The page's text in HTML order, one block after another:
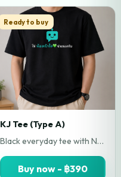
Ready to buy
KJ Tee (Type A)
Black everyday tee with Nong KaoJai robot print. Small Thai tagline sits under the mascot. Easy fit for workdays, events, and casual wear.
Buy now - ฿390